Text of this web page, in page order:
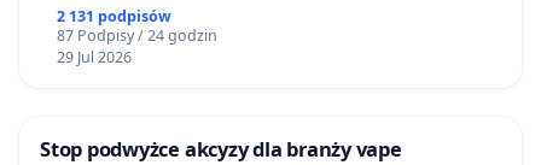
2 131 podpisów
87 Podpisy / 24 godzin
29 Jul 2026
Stop podwyżce akcyzy dla branży vape